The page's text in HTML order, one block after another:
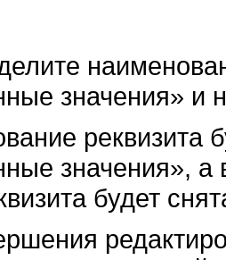
значения» и
реквизита
значения», а
будет